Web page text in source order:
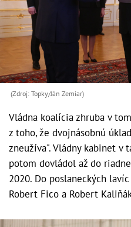
(Zdroj: Topky/Ján Zemiar)
Vládna koalícia zhruba v
z toho, že dvojnásobnú
zneužíva". Vládny kabinet v
potom dovládol až do
2020. Do poslaneckých
Robert Fico a Robert